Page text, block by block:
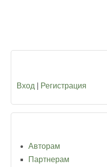
Вход Регистрация
Авторам
Партнерам